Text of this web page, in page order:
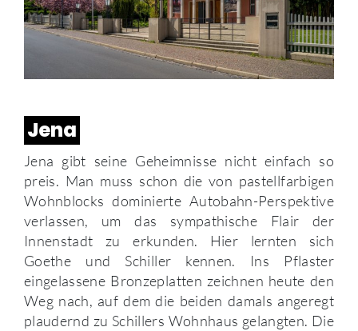
Jena
Jena gibt seine Geheimnisse nicht einfach so
preis. Man muss schon die von pastellfarbigen
Wohnblocks dominierte Autobahn-Perspektive
verlassen, um das sympathische Flair der
Innenstadt zu erkunden. Hier lernten sich
Goethe und Schiller kennen. Ins Pflaster
eingelassene Bronzeplatten zeichnen heute den
Weg nach, auf dem die beiden damals angeregt
plaudernd zu Schillers Wohnhaus gelangten. Die